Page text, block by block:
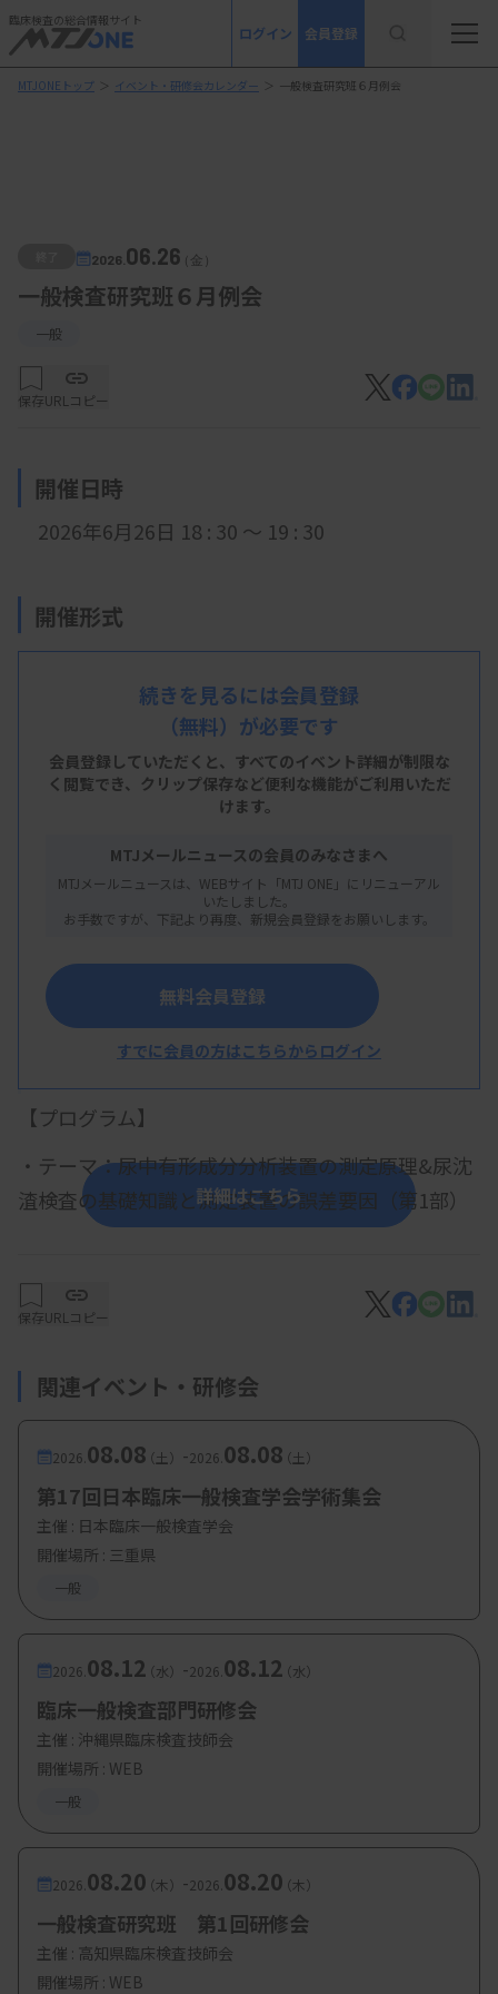
臨床検査の総合情報サイト
ログイン 会員登録
MTJONEトップ ＞ イベント・研修会カレンダー ＞ 一般検査研究班６月例会
2026. 06.26（金）
一般検査研究班６月例会
一般
保存URLコピー
開催日時
2026年6月26日 18 : 30 ～ 19 : 30
開催形式
現地開催＋LIVE配信
会 場
群馬大学医学部附属病院 検査部セミナー室
主 催
群馬県臨床検査技師会
【プログラム】
・テーマ：尿中有形成分分析装置の測定原理&尿沈
渣検査の基礎知識と測定装置の誤差要因（第1部）
&スキャッタグラムの活用（第２部）
第1部 村山勝俊氏（シスメックス株式会社
北関東支店 学術サポート課）
第2部 宮本卓馬氏（独立行政法人 地域医療機
能推進機構 群馬中央病院 臨床検査部）
【参加費・定員など】
・参加費：日臨技会員または県会員 無料、非会
員 500円
詳細はこちら
続きを見るには会員登録
（無料）が必要です
会員登録していただくと、すべてのイベント詳細が制限な
く閲覧でき、 クリップ保存など便利な機能がご利用いただ
けます。
MTJメールニュースの会員のみなさまへ
MTJメールニュースは、WEBサイト「MTJ ONE」にリニューアル
いたしました。
お手数ですが、下記より再度、新規会員登録をお願いします。
無料会員登録
すでに会員の方はこちらからログイン
保存URLコピー
関連イベント・研修会
2026. 08.08（土） -2026. 08.08（土）
第17回日本臨床一般検査学会学術集会
主催 : 日本臨床一般検査学会
開催場所 : 三重県
一般
2026. 08.12（水） -2026. 08.12（水）
臨床一般検査部門研修会
主催 : 沖縄県臨床検査技師会
開催場所 : WEB
一般
2026. 08.20（木） -2026. 08.20（木）
一般検査研究班 第1回研修会
主催 : 高知県臨床検査技師会
開催場所 : WEB